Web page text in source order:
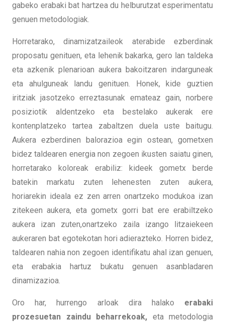
gabeko erabaki bat hartzea du helburutzat esperimentatu
genuen metodologiak.
Horretarako, dinamizatzaileok aterabide ezberdinak
proposatu genituen, eta lehenik bakarka, gero lan taldeka
eta azkenik plenarioan aukera bakoitzaren indarguneak
eta ahulguneak landu genituen. Honek, kide guztien
iritziak jasotzeko erreztasunak emateaz gain, norbere
posiziotik aldentzeko eta bestelako aukerak ere
kontenplatzeko tartea zabaltzen duela uste baitugu.
Aukera ezberdinen balorazioa egin ostean, gometxen
bidez taldearen energia non zegoen ikusten saiatu ginen,
horretarako koloreak erabiliz: kideek gometx berde
batekin markatu zuten lehenesten zuten aukera,
horiarekin ideala ez zen arren onartzeko modukoa izan
zitekeen aukera, eta gometx gorri bat ere erabiltzeko
aukera izan zuten,onartzeko zaila izango litzaiekeen
aukeraren bat egotekotan hori adierazteko. Horren bidez,
taldearen nahia non zegoen identifikatu ahal izan genuen,
eta erabakia hartuz bukatu genuen asanbladaren
dinamizazioa.
Oro har, hurrengo arloak dira halako erabaki
prozesuetan zaindu beharrekoak, eta metodologia